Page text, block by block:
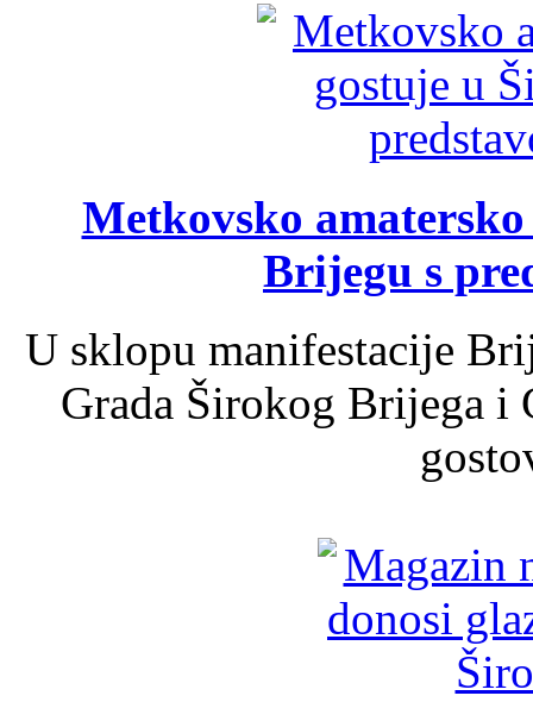
Metkovsko
Brijegu s
U sklopu manifestacije
Grada Širokog Brijega